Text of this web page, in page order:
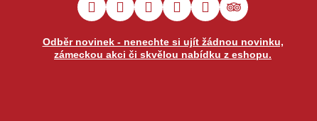
Odběr novinek - nenechte si ujít žádnou novinku,
zámeckou akci či skvělou nabídku z eshopu.